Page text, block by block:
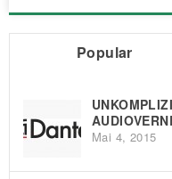
Popular
Mai 4, 2015